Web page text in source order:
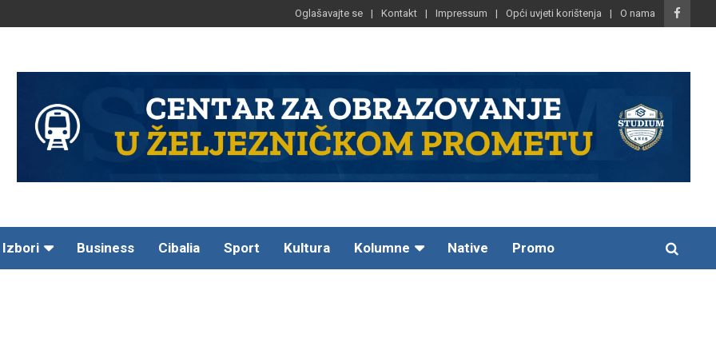
Oglašavajte se Kontakt Impressum Opći uvjeti korištenja O nama
Izbori Business Cibalia Sport Kultura Kolumne Native Promo